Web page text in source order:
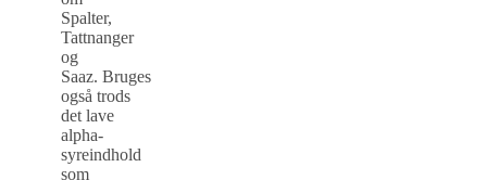
Spalter,
Tattnanger
og
Saaz. Bruges
også trods
det lave
alpha-
syreindhold
som